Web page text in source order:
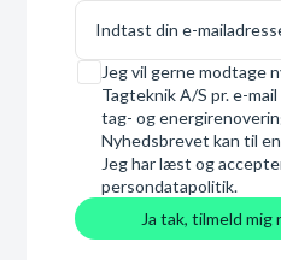
E-mail
Samtykke
Jeg vil gerne modtage
Tagteknik A/S pr. e-
tag- og
Nyhedsbrevet kan til
Jeg har læst og
persondatapolitik.
Ja tak, tilmeld